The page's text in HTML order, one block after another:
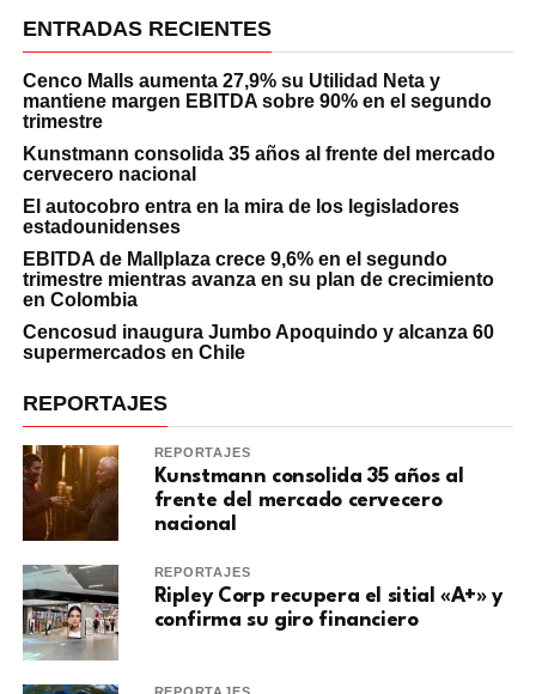
ENTRADAS RECIENTES
Cenco Malls aumenta 27,9% su Utilidad Neta y
mantiene margen EBITDA sobre 90% en el segundo
trimestre
Kunstmann consolida 35 años al frente del mercado
cervecero nacional
El autocobro entra en la mira de los legisladores
estadounidenses
EBITDA de Mallplaza crece 9,6% en el segundo
trimestre mientras avanza en su plan de crecimiento
en Colombia
Cencosud inaugura Jumbo Apoquindo y alcanza 60
supermercados en Chile
REPORTAJES
REPORTAJES
Kunstmann consolida 35 años al
frente del mercado cervecero
nacional
REPORTAJES
Ripley Corp recupera el sitial «A+» y
confirma su giro financiero